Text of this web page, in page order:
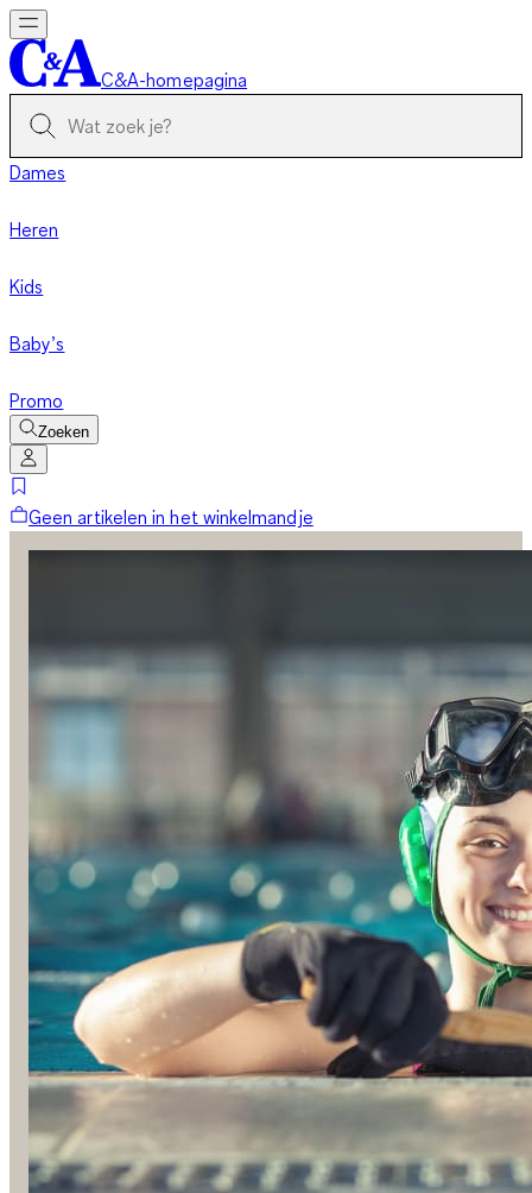
C&A-homepagina
Dames
Heren
Kids
Baby’s
Promo
Zoeken
Geen artikelen in het winkelmandje